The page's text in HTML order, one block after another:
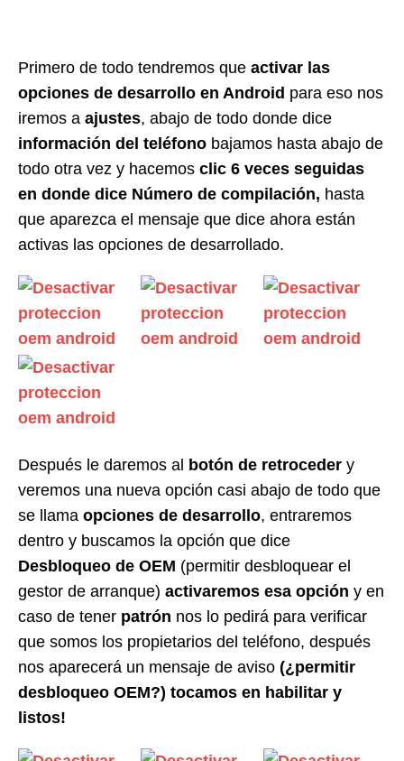
Primero de todo tendremos que activar las
opciones de desarrollo en Android para eso nos
iremos a ajustes, abajo de todo donde dice
información del teléfono bajamos hasta abajo de
todo otra vez y hacemos clic 6 veces seguidas
en donde dice Número de compilación, hasta
que aparezca el mensaje que dice ahora están
activas las opciones de desarrollado.
Después le daremos al botón de retroceder y
veremos una nueva opción casi abajo de todo que
se llama opciones de desarrollo, entraremos
dentro y buscamos la opción que dice
Desbloqueo de OEM (permitir desbloquear el
gestor de arranque) activaremos esa opción y en
caso de tener patrón nos lo pedirá para verificar
que somos los propietarios del teléfono, después
nos aparecerá un mensaje de aviso (¿permitir
desbloqueo OEM?) tocamos en habilitar y
listos!